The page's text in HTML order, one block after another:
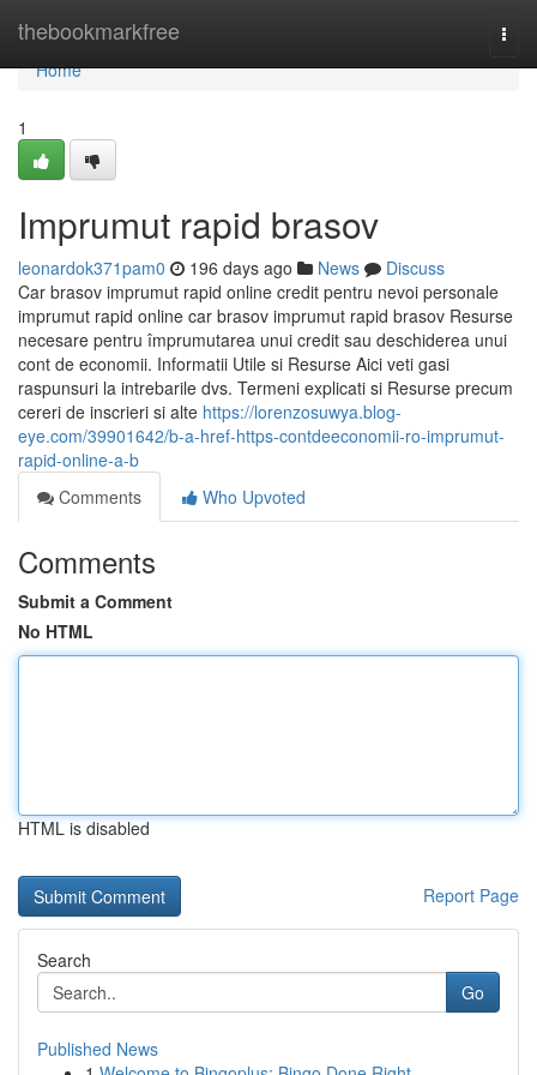
thebookmarkfree
Home
Home
1
Imprumut rapid brasov
leonardok371pam0 196 days ago News
Discuss
Car brasov imprumut rapid online credit pentru nevoi personale
imprumut rapid online car brasov imprumut rapid brasov Resurse
necesare pentru împrumutarea unui credit sau deschiderea unui
cont de economii. Informatii Utile si Resurse Aici veti gasi
raspunsuri la intrebarile dvs. Termeni explicati si Resurse precum
cereri de inscrieri si alte https://lorenzosuwya.blog-
eye.com/39901642/b-a-href-https-contdeeconomii-ro-imprumut-
rapid-online-a-b
Comments
Who Upvoted
Comments
Submit a Comment
No HTML
HTML is disabled
Report Page
Search
Go
Published News